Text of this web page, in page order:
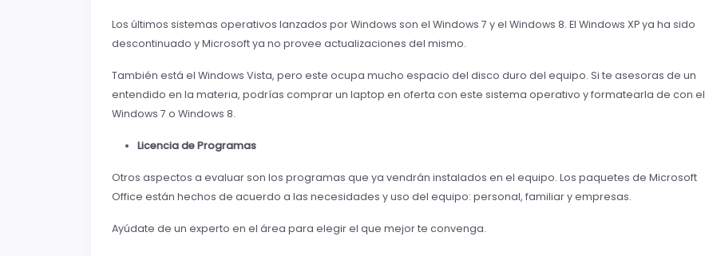
Los últimos sistemas operativos lanzados por Windows son el Windows 7 y el Windows 8. El Windows XP ya ha sido
descontinuado y Microsoft ya no provee actualizaciones del mismo.
También está el Windows Vista, pero este ocupa mucho espacio del disco duro del equipo. Si te asesoras de un
entendido en la materia, podrías comprar un laptop en oferta con este sistema operativo y formatearla de con el
Windows 7 o Windows 8.
Licencia de Programas
Otros aspectos a evaluar son los programas que ya vendrán instalados en el equipo. Los paquetes de Microsoft
Office están hechos de acuerdo a las necesidades y uso del equipo: personal, familiar y empresas.
Ayúdate de un experto en el área para elegir el que mejor te convenga.